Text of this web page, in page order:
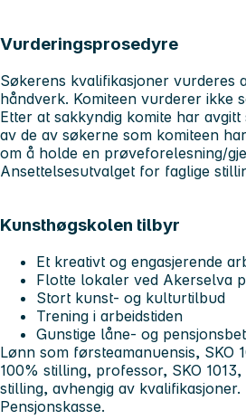
Vurderingsprosedyre
Søkerens kvalifikasjoner vurderes
håndverk. Komiteen vurderer ikke
Etter at sakkyndig komite har
av de av søkerne som komiteen
om å holde en prøveforelesning/
Ansettelsesutvalget for faglige
Kunsthøgskolen tilbyr
Et kreativt og engasjerende
Flotte lokaler ved Akerselva
Stort kunst- og kulturtilbud
Trening i arbeidstiden
Gunstige låne- og
Lønn som førsteamanuensis,
100% stilling, professor, SKO
stilling, avhengig av
Pensjonskasse.